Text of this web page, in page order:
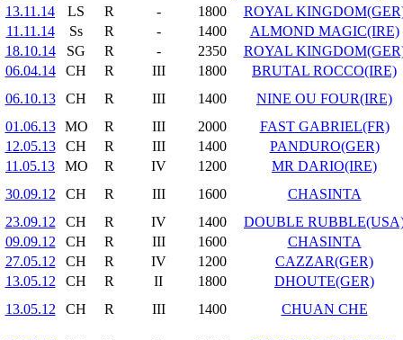
13.11.14
LS R - 1800
ROYAL
11.11.14
Ss R - 1400
ALMOND MAGIC(IRE)
18.10.14
SG R - 2350
ROYAL
06.04.14
CH R III 1800
BRUTAL ROCCO(IRE)
06.10.13
CH R III 1400
NINE OU FOUR(IRE)
01.06.13
MO R III 2000
FAST GABRIEL(FR)
12.05.13
CH R III 1400
PANDURO(GER)
11.05.13
MO R IV 1200
MR DARIO(IRE)
30.09.12
CH R III 1600
CHASINTA
23.09.12
CH R IV 1400
DOUBLE
09.09.12
CH R III 1600
CHASINTA
27.05.12
CH R IV 1200
CAZZAR(GER)
13.05.12
CH R II 1800
DHOUTE(GER)
13.05.12
CH R III 1400 CHUAN CHE